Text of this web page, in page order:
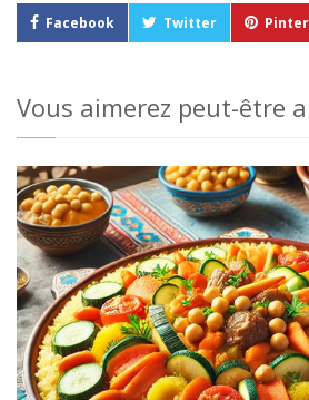
Facebook Twitter
Vous aimerez peut-être